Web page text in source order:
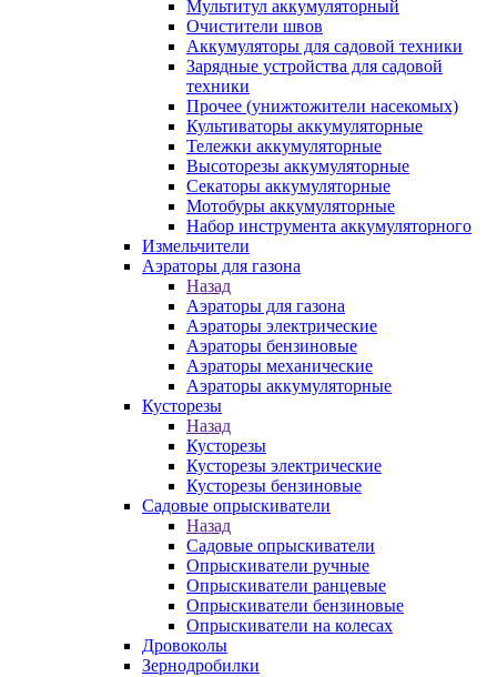
Мультитул аккумуляторный
Очистители швов
Аккумуляторы для садовой техники
Зарядные устройства для садовой
техники
Прочее (унижтожители насекомых)
Культиваторы аккумуляторные
Тележки аккумуляторные
Высоторезы аккумуляторные
Секаторы аккумуляторные
Мотобуры аккумуляторные
Набор инструмента аккумуляторного
Измельчители
Аэраторы для газона
Назад
Аэраторы для газона
Аэраторы электрические
Аэраторы бензиновые
Аэраторы механические
Аэраторы аккумуляторные
Кусторезы
Назад
Кусторезы
Кусторезы электрические
Кусторезы бензиновые
Садовые опрыскиватели
Назад
Садовые опрыскиватели
Опрыскиватели ручные
Опрыскиватели ранцевые
Опрыскиватели бензиновые
Опрыскиватели на колесах
Дровоколы
Зернодробилки